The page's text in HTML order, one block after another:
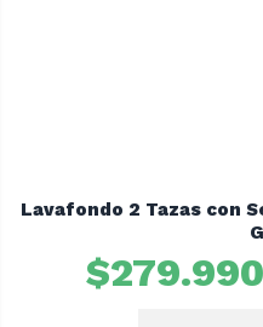
Lavafondo 2 Tazas con
$279.990